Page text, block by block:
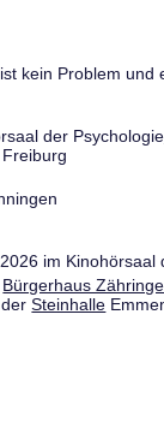
kein Problem und
der Psychologie
im Kinohörsaal
Bürgerhaus
derSteinhalle